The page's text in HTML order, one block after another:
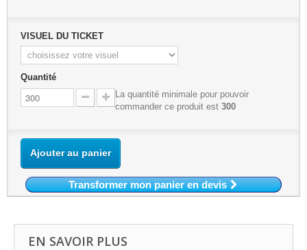
VISUEL DU TICKET
Quantité
La quantité minimale pour pouvoir
commander ce produit est 300
Ajouter au panier
Transformer mon panier en devis
EN SAVOIR PLUS